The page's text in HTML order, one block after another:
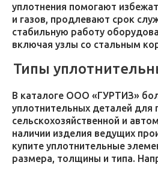
уплотнения помогают
и газов, продлевают срок
стабильную работу
включая узлы со стальным
Типы
В каталоге ООО «ГУРТИЗ»
уплотнительных деталей
сельскохозяйственной и
наличии изделия ведущих
купите уплотнительные
размера, толщины и типа.